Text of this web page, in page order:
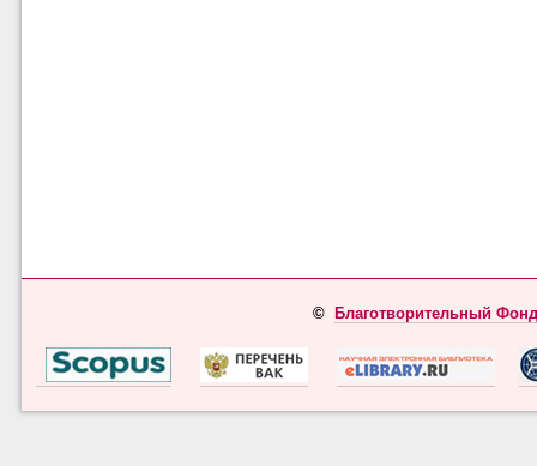
© Благотворительный